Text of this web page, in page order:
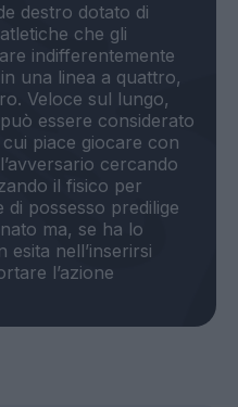
destro dotato di
che gli
indifferentemente
una linea a quattro,
Veloce sul lungo,
essere considerato
piace giocare con
cercando
il fisico per
possesso predilige
ma, se ha lo
nell’inserirsi
l’azione